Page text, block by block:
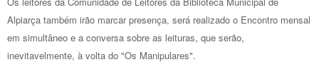
Alpiarça também irão marcar presença, será realizado o Encontro mensal
em simultâneo e a conversa sobre as leituras, que serão,
inevitavelmente, à volta do "Os Manipulares".